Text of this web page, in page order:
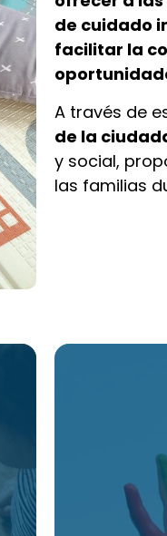
de cuidado
facilitar la
A través de
de la
y social,
las familias